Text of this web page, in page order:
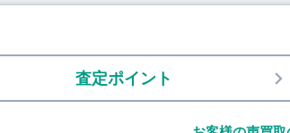
査定ポイント